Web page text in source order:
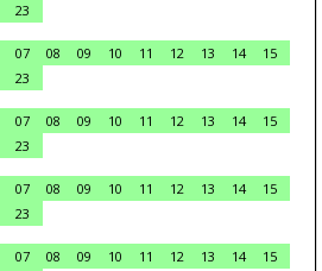
23
07 08 09 10 11 12 13 14
15
23
07 08 09 10 11 12 13 14
15
23
07 08 09 10 11 12 13 14
15
23
07 08 09 10 11 12 13 14
15